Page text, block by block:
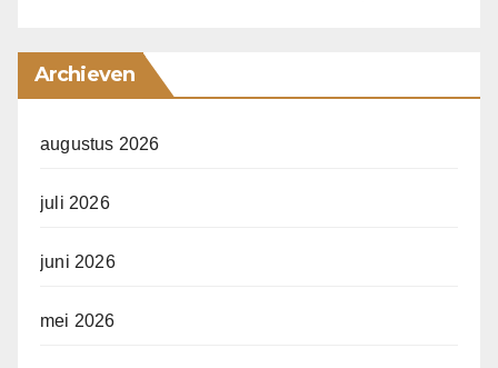
Archieven
augustus 2026
juli 2026
juni 2026
mei 2026